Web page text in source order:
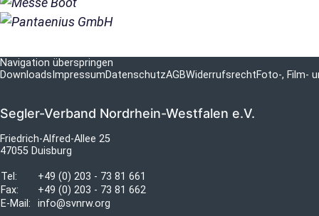
Navigation überspringen
Downloads ImpressumDatenschutzAGBWiderrufsrechtFoto-, Film-
Segler-Verband Nordrhein-Westfalen e.V.
Friedrich-Alfred-Allee 25
47055 Duisburg
Tel:
+49 (0) 203 - 73 81 661
Fax:
+49 (0) 203 - 73 81 662
E-Mail:
info@svnrw.org